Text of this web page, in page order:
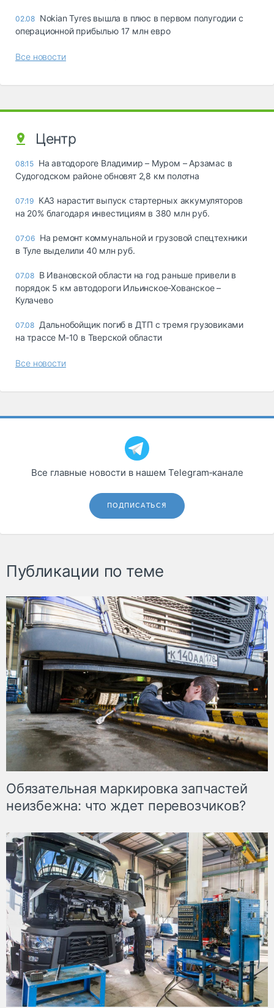
02.08 Nokian Tyres вышла в плюс в первом полугодии с
операционной прибылью 17 млн евро
Все новости
Центр
08:15 На автодороге Владимир – Муром – Арзамас в
Судогодском районе обновят 2,8 км полотна
07:19 КАЗ нарастит выпуск стартерных аккумуляторов
на 20% благодаря инвестициям в 380 млн руб.
07:06 На ремонт коммунальной и грузовой спецтехники
в Туле выделили 40 млн руб.
07.08 В Ивановской области на год раньше привели в
порядок 5 км автодороги Ильинское-Хованское –
Кулачево
07.08 Дальнобойщик погиб в ДТП с тремя грузовиками
на трассе М-10 в Тверской области
Все новости
Все главные новости в нашем Telegram‑канале
ПОДПИСАТЬСЯ
Публикации по теме
Обязательная маркировка запчастей
неизбежна: что ждет перевозчиков?